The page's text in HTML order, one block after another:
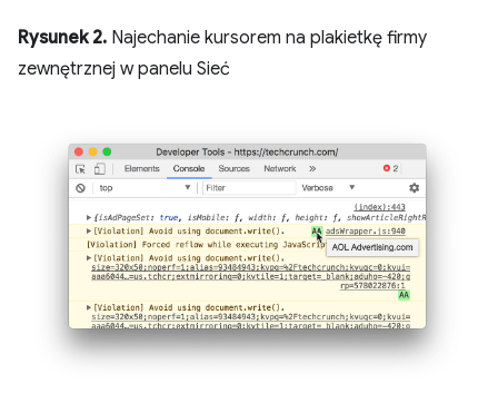
Rysunek 2. Najechanie kursorem na plakietkę firmy
zewnętrznej w panelu Sieć